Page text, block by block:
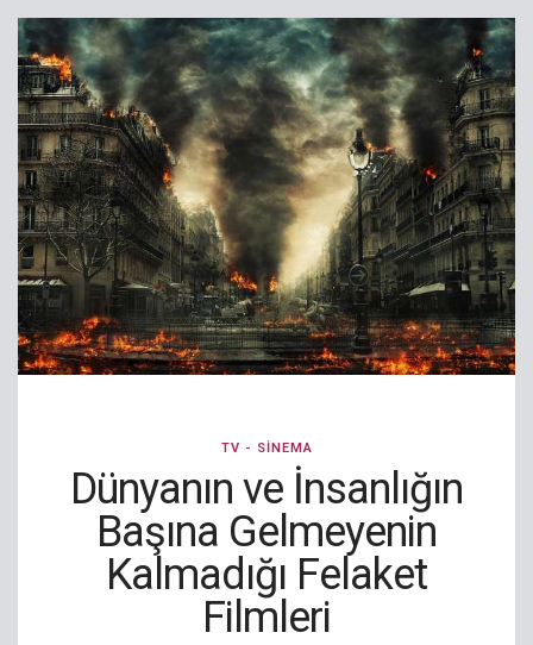
TV - SINEMA
Dünyanın ve İnsanlığın
Başına Gelmeyenin
Kalmadığı Felaket
Filmleri